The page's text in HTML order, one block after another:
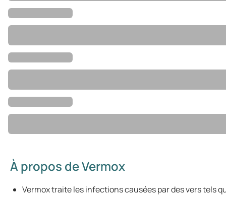
À propos de Vermox
Vermox traite les infections causées par des vers tels